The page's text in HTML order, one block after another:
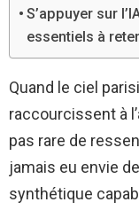
S’appuyer sur
essentiels à
Quand le ciel
raccourcissent à
pas rare de
jamais eu envie
synthétique